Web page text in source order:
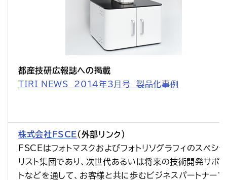
都産技研広報誌への掲載
TIRI NEWS　2014年3月号　製品化事例
株式会社FSCE（外部リンク）
FSCEはフォトマスクおよびフォトリソグラフィのスペシャ
リスト集団であり、次世代あるいは将来の技術開発サポ
トなどを通して、お客様と共に歩むビジネスパートナーで